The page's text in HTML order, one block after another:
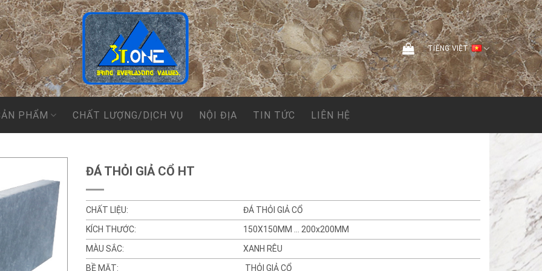
TIẾNG VIỆT
PHẨM CHẤT LƯỢNG/DỊCH VỤ NỘI ĐỊA TIN TỨC LIÊN HỆ
ĐÁ THỎI GIẢ CỔ HT
CHẤT LIỆU:
ĐÁ THỎI GIẢ CỔ
KÍCH THƯỚC:
150X150MM … 200x200MM
MÀU SẮC:
XANH RÊU
BỀ MẶT:
THỎI GIẢ CỔ